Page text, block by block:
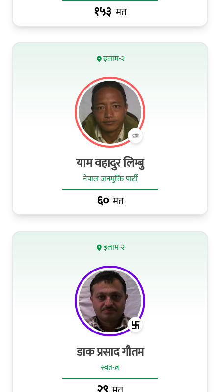
१५३ मत
इलाम-२
याम वहादुर लिम्बु
नेपाल जनमुक्ति पार्टी
६० मत
इलाम-२
डाक प्रसाद गौतम
स्वतन्त्र